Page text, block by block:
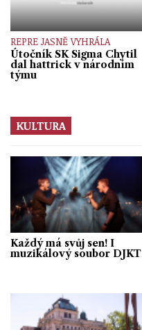
REPRE JASNĚ VYHRÁLA
Útočník SK Sigma Chytil
dal hattrick v národním
týmu
KULTURA
Každý má svůj sen! I
muzikálový soubor DJKT